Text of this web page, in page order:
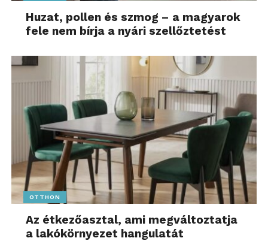
Huzat, pollen és szmog – a magyarok
fele nem bírja a nyári szellőztetést
OTTHON
Az étkezőasztal, ami megváltoztatja
a lakókörnyezet hangulatát